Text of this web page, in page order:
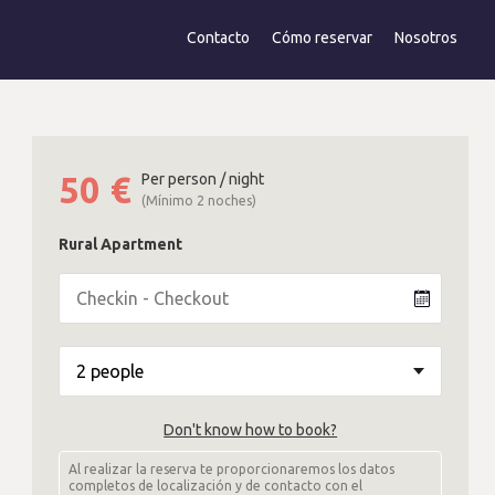
Nosotros
Cómo reservar
Contacto
50 € Per person / night
(Mínimo 2 noches)
Rural Apartment
Don't know how to book?
Al realizar la reserva te proporcionaremos los datos
completos de localización y de contacto con el